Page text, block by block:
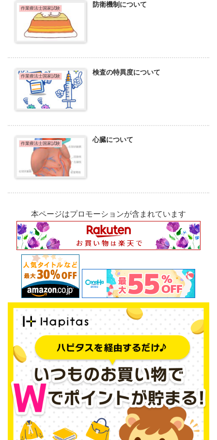
作業療法士国家試験 防衛機制について
作業療法士国家試験 検査の特異度について
作業療法士国家試験 心臓について
本ページはプロモーションが含まれています